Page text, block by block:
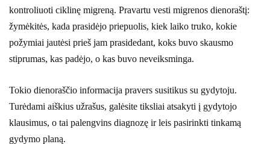
kontroliuoti ciklinę migreną. Pravartu vesti migrenos dienoraštį:
žymėkitės, kada prasidėjo priepuolis, kiek laiko truko, kokie
požymiai jautėsi prieš jam prasidedant, koks buvo skausmo
stiprumas, kas padėjo, o kas buvo neveiksminga.
Tokio dienoraščio informacija pravers susitikus su gydytoju.
Turėdami aiškius užrašus, galėsite tiksliai atsakyti į gydytojo
klausimus, o tai palengvins diagnozę ir leis pasirinkti tinkamą
gydymo planą.